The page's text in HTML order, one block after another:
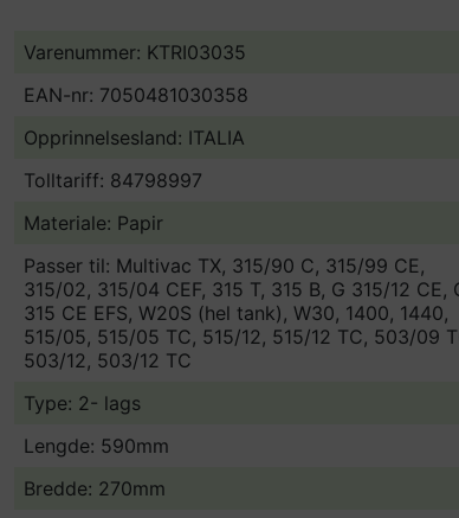
Varenummer: KTRI03035
EAN-nr: 7050481030358
Opprinnelsesland: ITALIA
Tolltariff: 84798997
Materiale: Papir
Passer til: Multivac TX, 315/90 C, 315/99 CE,
315/02, 315/04 CEF, 315 T, 315 B, G 315/12 CE,
315 CE EFS, W20S (hel tank), W30, 1400, 1440,
515/05, 515/05 TC, 515/12, 515/12 TC, 503/09
503/12, 503/12 TC
Type: 2- lags
Lengde: 590mm
Bredde: 270mm